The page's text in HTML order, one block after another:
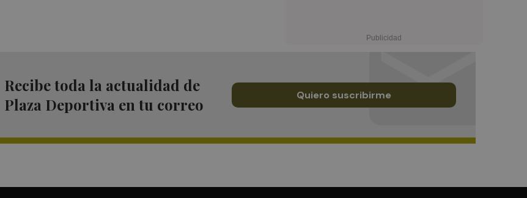
Recibe toda la actualidad de
Plaza Deportiva en tu correo
Quiero suscribirme